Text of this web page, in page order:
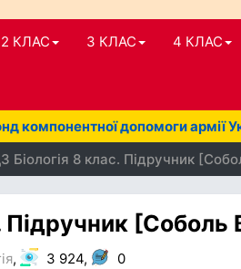
2 КЛАС 3 КЛАС 4 КЛАС
компонентної допомоги армії
Біологія 8 клас. Підручник
Підручник [Соболь
, 3 924, 0